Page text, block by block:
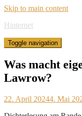
Skip to main content
Hinternet
Toggle navigation
Was macht
Lawrow?
22. April 20244. Mai